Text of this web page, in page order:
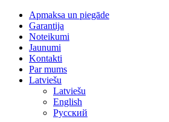
Apmaksa un piegāde
Garantija
Noteikumi
Jaunumi
Kontakti
Par mums
Latviešu
Latviešu
English
Русский